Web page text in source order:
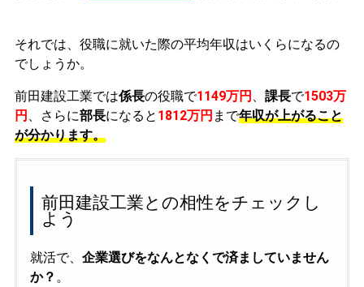
それでは、役職に就いた際の平均年収はいくらになるの
でしょうか。
前田建設工業では係長の役職で1149万円 課長で1503万
円
、さらに部長になると 1812万円 まで年収が上がること
が分かります。
前田建設工業との相性をチェックし
よう
就活で、 企業選びをなんとなくで済ましていません
か？ 。